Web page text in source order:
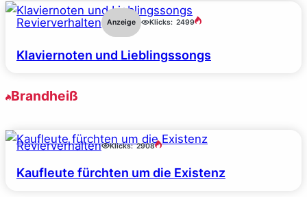
Revierverhalten Anzeige Klicks: 2499
Klaviernoten und Lieblingssongs
Brandheiß
Revierverhalten Klicks: 2908
Kaufleute fürchten um die Existenz